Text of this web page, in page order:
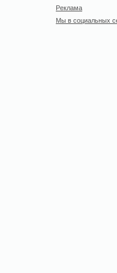
Реклама
Мы в социальных